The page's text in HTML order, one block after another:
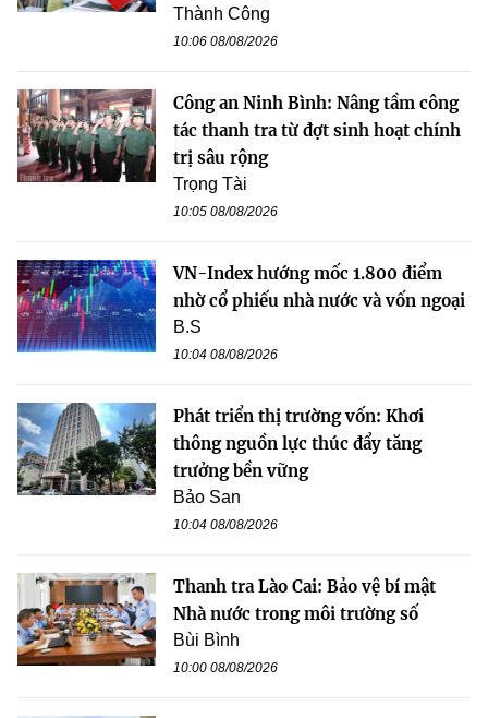
Thành Công
10:06 08/08/2026
Công an Ninh Bình: Nâng tầm công
tác thanh tra từ đợt sinh hoạt chính
trị sâu rộng
Trọng Tài
10:05 08/08/2026
VN-Index hướng mốc 1.800 điểm
nhờ cổ phiếu nhà nước và vốn ngoại
B.S
10:04 08/08/2026
Phát triển thị trường vốn: Khơi
thông nguồn lực thúc đẩy tăng
trưởng bền vững
Bảo San
10:04 08/08/2026
Thanh tra Lào Cai: Bảo vệ bí mật
Nhà nước trong môi trường số
Bùi Bình
10:00 08/08/2026